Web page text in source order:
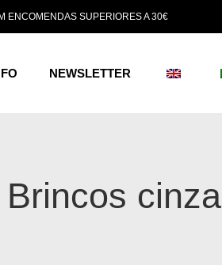
ENCOMENDAS SUPERIORES A 30€
NEWSLETTER
Brincos cinza